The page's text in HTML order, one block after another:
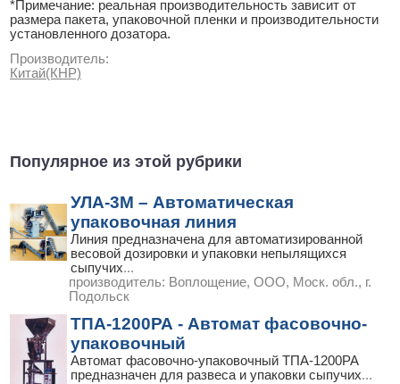
*Примечание: реальная производительность зависит от
размера пакета, упаковочной пленки и производительности
установленного дозатора.
Производитель:
Китай(КНР)
Популярное из этой рубрики
УЛА-3М – Автоматическая
упаковочная линия
Линия предназначена для автоматизированной
весовой дозировки и упаковки непылящихся
сыпучих...
производитель: Воплощение, ООО, Моск. обл., г.
Подольск
ТПА-1200РА - Автомат фасовочно-
упаковочный
Автомат фасовочно-упаковочный ТПА-1200РА
предназначен для развеса и упаковки сыпучих...